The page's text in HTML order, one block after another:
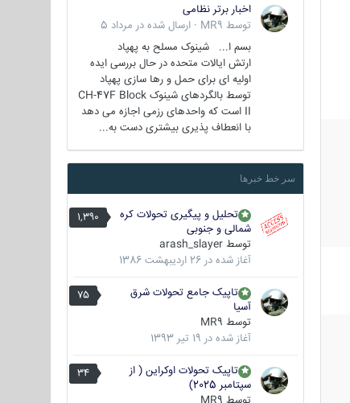
اخبار برتر نظامی
توسط MR9
· ارسال شده در مرداد 5
بسم ا... شینوک مسلح به پهپاد
ارتش ایالات متحده در حال بررسی ایده
اولیه ای برای حمل و رها سازی پهپاد
توسط بالگردهای شینوک CH-47F Block
II است که واحدهای رزمی اجازه می دهد
با انعطاف پذیری بیشتری دست به...
سر خط خبرها
1,390
تحلیل و پیگیری تحولات کره
شمالی و جنوبی
توسط arash_slayer
آغاز شده در 26 اردیبهشت 1386
75
تاپیک جامع تحولات شرق
آسیا
توسط MR9
آغاز شده در 19 تیر 1393
34
تاپیک تحولات اوکراین ( از
سپتامبر 2025)